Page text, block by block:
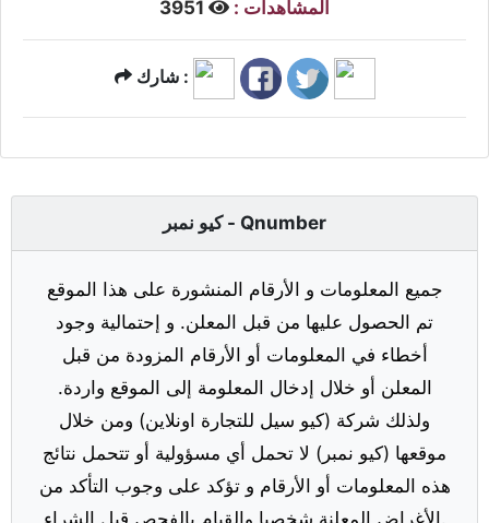
المشاهدات :
شارك :
كيو نمبر - Qnumber
جميع المعلومات و الأرقام المنشورة على هذا الموقع
تم الحصول عليها من قبل المعلن. و إحتمالية وجود
أخطاء في المعلومات أو الأرقام المزودة من قبل
المعلن أو خلال إدخال المعلومة إلى الموقع واردة.
ولذلك شركة (كيو سيل للتجارة اونلاين) ومن خلال
موقعها (كيو نمبر) لا تحمل أي مسؤولية أو تتحمل نتائج
هذه المعلومات أو الأرقام و تؤكد على وجوب التأكد من
الأغراض المعلنة شخصيا والقيام بالفحص قبل الشراء.